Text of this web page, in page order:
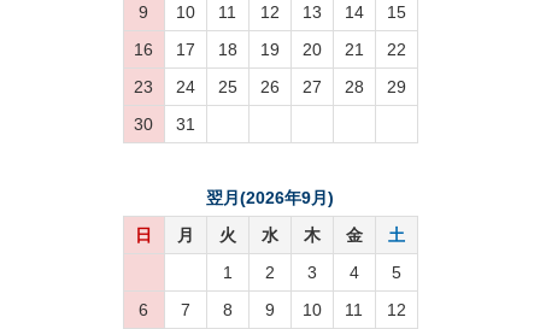
9
10 11 12 13 14
15
16
17 18 19 20 21
22
23
24 25 26 27 28
29
30
31
翌月(2026年9月)
日
月 火 水 木 金
土
1
2 3 4
5
6
7 8 9 10 11
12